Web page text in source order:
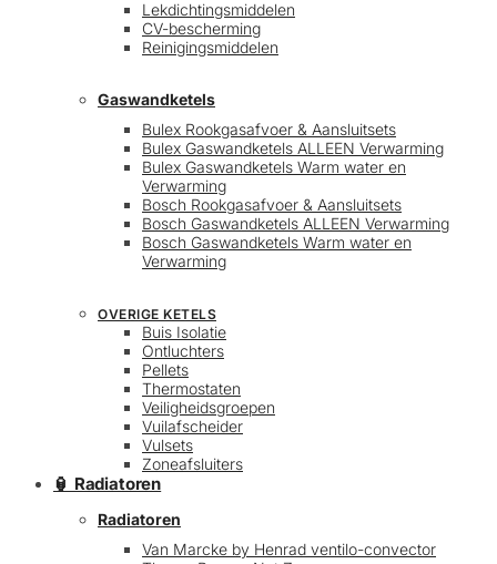
Lekdichtingsmiddelen
CV-bescherming
Reinigingsmiddelen
Gaswandketels
Bulex Rookgasafvoer & Aansluitsets
Bulex Gaswandketels ALLEEN Verwarming
Bulex Gaswandketels Warm water en
Verwarming
Bosch Rookgasafvoer & Aansluitsets
Bosch Gaswandketels ALLEEN Verwarming
Bosch Gaswandketels Warm water en
Verwarming
OVERIGE KETELS
Buis Isolatie
Ontluchters
Pellets
Thermostaten
Veiligheidsgroepen
Vuilafscheider
Vulsets
Zoneafsluiters
🏮 Radiatoren
Radiatoren
Van Marcke by Henrad ventilo-convector